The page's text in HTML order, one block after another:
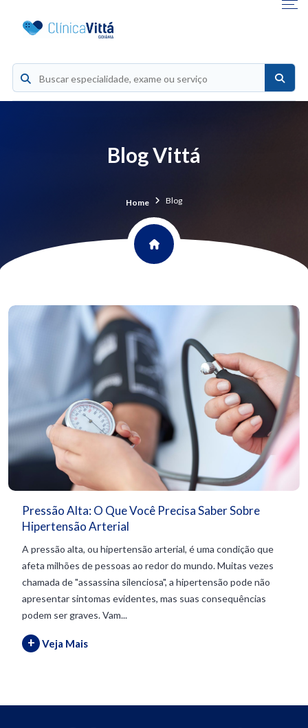
Blog Vittá
Home Blog
Pressão Alta: O Que Você Precisa Saber Sobre
Hipertensão Arterial
A pressão alta, ou hipertensão arterial, é uma condição que
afeta milhões de pessoas ao redor do mundo. Muitas vezes
chamada de "assassina silenciosa", a hipertensão pode não
apresentar sintomas evidentes, mas suas consequências
podem ser graves. Vam...
+ Veja Mais